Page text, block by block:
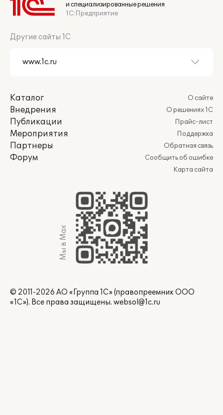
и специализированные решения
1С:Предприятие
Другие сайты 1С
Каталог
Внедрения
Публикации
Мероприятия
Партнеры
Форум
О сайте
О решениях 1С
Прайс-лист
Поддержка
Обратная связь
Сообщить об ошибке
Карта сайта
Мы в Max
© 2011-2026 АО «Группа 1С» (правопреемник ООО
«1С»). Все права защищены. websol@1c.ru